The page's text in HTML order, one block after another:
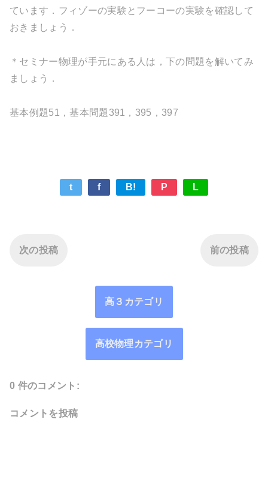
ています．フィゾーの実験とフーコーの実験を確認して
おきましょう．
＊セミナー物理が手元にある人は，下の問題を解いてみ
ましょう．
基本例題51，基本問題391，395，397
t f B! P L
次の投稿 前の投稿
高３カテゴリ
高校物理カテゴリ
0 件のコメント:
コメントを投稿